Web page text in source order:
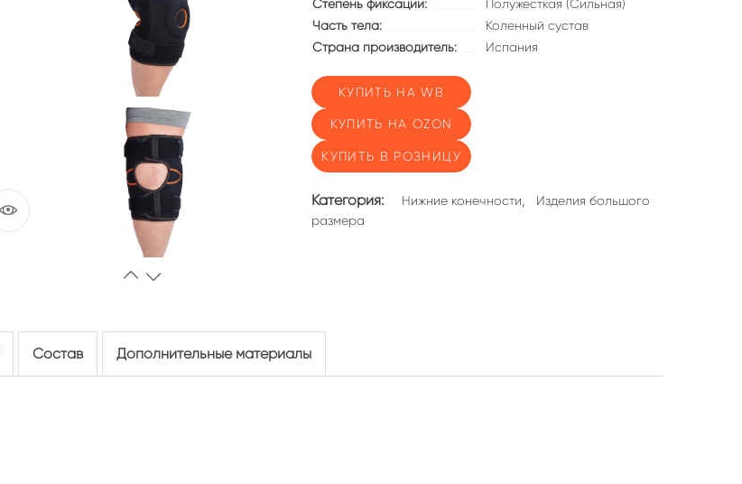
Степень фиксации:
Полужесткая (Сильная)
Часть тела:
Коленный сустав
Страна производитель:
Испания
КУПИТЬ НА WB
КУПИТЬ НА OZON
КУПИТЬ В РОЗНИЦУ
Категория: Нижние конечности
Изделия большого
размера
Состав Дополнительные материалы